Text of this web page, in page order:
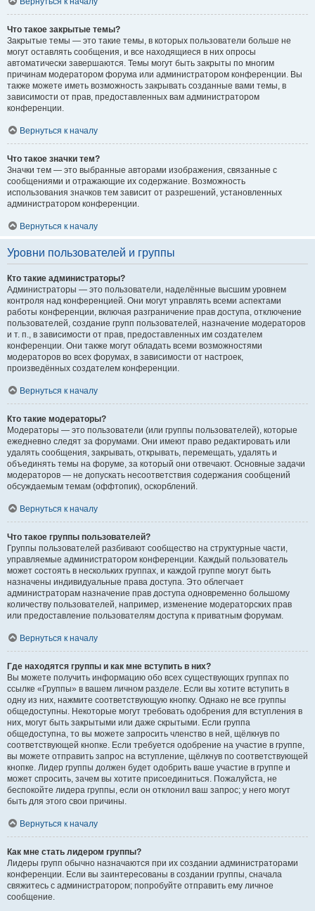
Что такое закрытые темы?
Закрытые темы — это такие темы, в которых пользователи больше не
могут оставлять сообщения, и все находящиеся в них опросы
автоматически завершаются. Темы могут быть закрыты по многим
причинам модератором форума или администратором конференции. Вы
также можете иметь возможность закрывать созданные вами темы, в
зависимости от прав, предоставленных вам администратором
конференции.
Вернуться к началу
Что такое значки тем?
Значки тем — это выбранные авторами изображения, связанные с
сообщениями и отражающие их содержание. Возможность
использования значков тем зависит от разрешений, установленных
администратором конференции.
Вернуться к началу
Уровни пользователей и группы
Кто такие администраторы?
Администраторы — это пользователи, наделённые высшим уровнем
контроля над конференцией. Они могут управлять всеми аспектами
работы конференции, включая разграничение прав доступа, отключение
пользователей, создание групп пользователей, назначение модераторов
и т. п., в зависимости от прав, предоставленных им создателем
конференции. Они также могут обладать всеми возможностями
модераторов во всех форумах, в зависимости от настроек,
произведённых создателем конференции.
Вернуться к началу
Кто такие модераторы?
Модераторы — это пользователи (или группы пользователей), которые
ежедневно следят за форумами. Они имеют право редактировать или
удалять сообщения, закрывать, открывать, перемещать, удалять и
объединять темы на форуме, за который они отвечают. Основные задачи
модераторов — не допускать несоответствия содержания сообщений
обсуждаемым темам (оффтопик), оскорблений.
Вернуться к началу
Что такое группы пользователей?
Группы пользователей разбивают сообщество на структурные части,
управляемые администратором конференции. Каждый пользователь
может состоять в нескольких группах, и каждой группе могут быть
назначены индивидуальные права доступа. Это облегчает
администраторам назначение прав доступа одновременно большому
количеству пользователей, например, изменение модераторских прав
или предоставление пользователям доступа к приватным форумам.
Вернуться к началу
Где находятся группы и как мне вступить в них?
Вы можете получить информацию обо всех существующих группах по
ссылке «Группы» в вашем личном разделе. Если вы хотите вступить в
одну из них, нажмите соответствующую кнопку. Однако не все группы
общедоступны. Некоторые могут требовать одобрения для вступления в
них, могут быть закрытыми или даже скрытыми. Если группа
общедоступна, то вы можете запросить членство в ней, щёлкнув по
соответствующей кнопке. Если требуется одобрение на участие в группе,
вы можете отправить запрос на вступление, щёлкнув по соответствующей
кнопке. Лидер группы должен будет одобрить ваше участие в группе и
может спросить, зачем вы хотите присоединиться. Пожалуйста, не
беспокойте лидера группы, если он отклонил ваш запрос; у него могут
быть для этого свои причины.
Вернуться к началу
Как мне стать лидером группы?
Лидеры групп обычно назначаются при их создании администраторами
конференции. Если вы заинтересованы в создании группы, сначала
свяжитесь с администратором; попробуйте отправить ему личное
сообщение.